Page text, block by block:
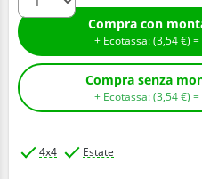
+ Ecotassa: (3,54€ ) =
+ Ecotassa: (3,54€ ) =
4x4 Estate